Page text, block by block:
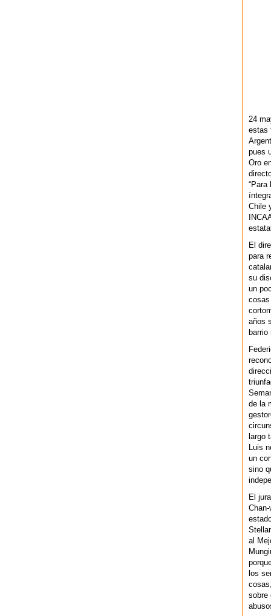
24
estas
pues
Oro
“Para
Chile
El
para
su
un
cosas
años
de la
largo
Luis
un
sino
El
al
los
sobre